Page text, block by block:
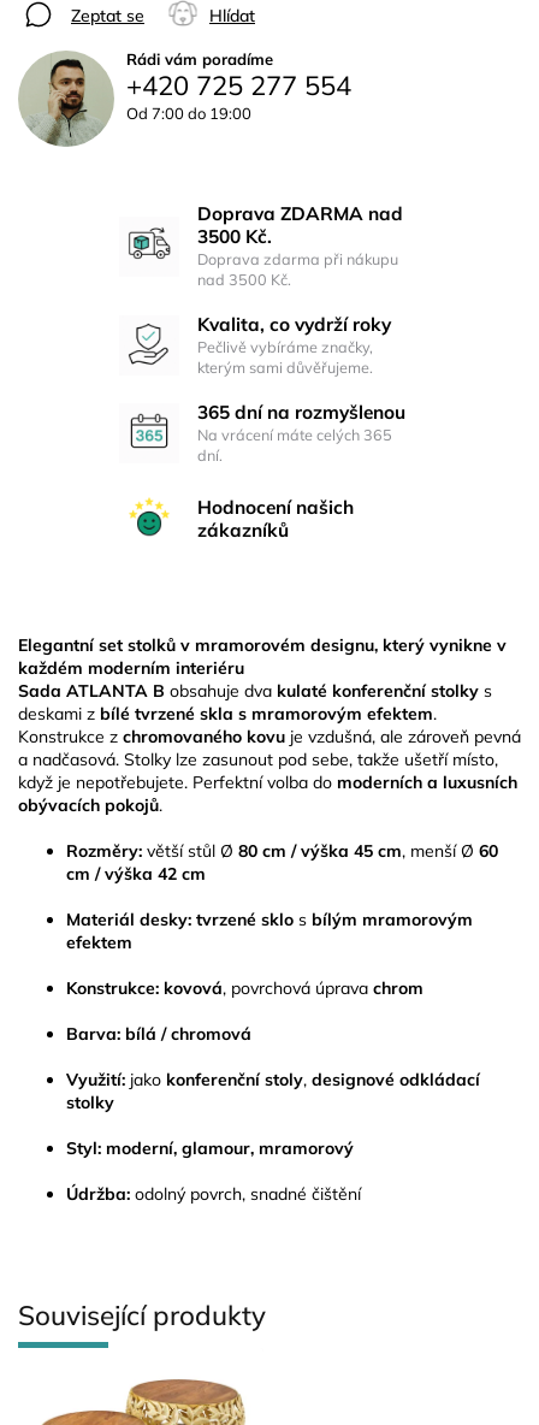
Zeptat se Hlídat
Rádi vám poradíme
+420 725 277 554
Od 7:00 do 19:00
Doprava ZDARMA nad
3500 Kč.
Doprava zdarma při nákupu
nad 3500 Kč.
Kvalita, co vydrží roky
Pečlivě vybíráme značky,
kterým sami důvěřujeme.
365 dní na rozmyšlenou
Na vrácení máte celých 365
dní.
Hodnocení našich
zákazníků
Související produkty
Elegantní set stolků v mramorovém designu, který vynikne v
každém moderním interiéru
Sada ATLANTA B obsahuje dva kulaté konferenční stolky s
deskami z bílé tvrzené skla s mramorovým efektem.
Konstrukce z chromovaného kovu je vzdušná, ale zároveň pevná
a nadčasová. Stolky lze zasunout pod sebe, takže ušetří místo,
když je nepotřebujete. Perfektní volba do moderních a luxusních
obývacích pokojů.
Rozměry: větší stůl Ø 80 cm / výška 45 cm, menší Ø 60
cm / výška 42 cm
Materiál desky: tvrzené sklo s bílým mramorovým
efektem
Konstrukce: kovová, povrchová úprava chrom
Barva: bílá / chromová
Využití: jako konferenční stoly, designové odkládací
stolky
Styl: moderní, glamour, mramorový
Údržba: odolný povrch, snadné čištění